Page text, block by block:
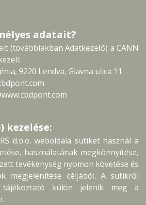
adatait?
(továbbiakban Adatkezelő) a CANN
9220 Lendva, Glavna ulica 11.
kezelése:
d.o.o. weboldala sütiket használ a
használatának megkönnyítése,
tevékenység nyomon követése és
megjelenítése céljából. A sütikről
tájékoztató külön jelenik meg a